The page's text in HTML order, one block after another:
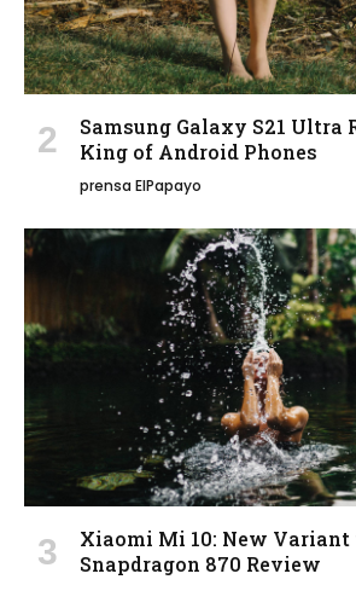
Samsung Galaxy S21 Ultra
King of Android Phones
prensa ElPapayo
Xiaomi Mi 10: New
Snapdragon 870 Review